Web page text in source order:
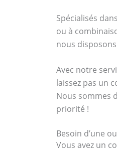
Spécialisés
ou à
nous
Avec notre
laissez pas un
Nous sommes
priorité !
Besoin d’une
Vous avez un